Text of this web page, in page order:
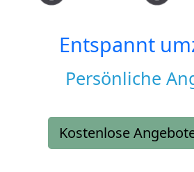
Entspannt
Persönliche
Kostenlose